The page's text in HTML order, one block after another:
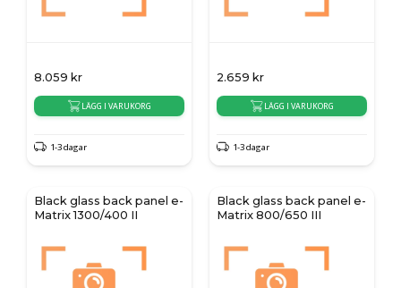
8.059 kr
LÄGG I VARUKORG
1-3 dagar
2.659 kr
LÄGG I VARUKORG
1-3 dagar
Black glass back panel e-
Matrix 1300/400 II
Black glass back panel e-
Matrix 800/650 III